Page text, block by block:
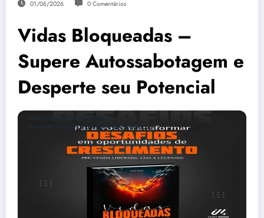
01/06/2026 0 Comentários
Vidas Bloqueadas –
Supere Autossabotagem e
Desperte seu Potencial